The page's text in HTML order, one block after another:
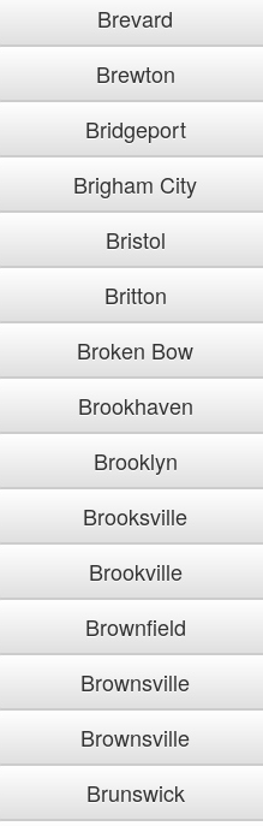
Brevard
Brewton
Bridgeport
Brigham City
Bristol
Britton
Broken Bow
Brookhaven
Brooklyn
Brooksville
Brookville
Brownfield
Brownsville
Brownsville
Brunswick